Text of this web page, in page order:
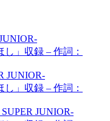
」収録 – 作詞：
JUNIOR-
」収録 – 作詞：
JUNIOR-